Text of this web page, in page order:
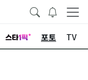
포토 TV